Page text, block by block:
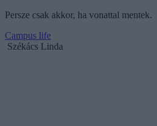
Persze csak akkor, ha vonattal mentek.
Campus life
Székács Linda